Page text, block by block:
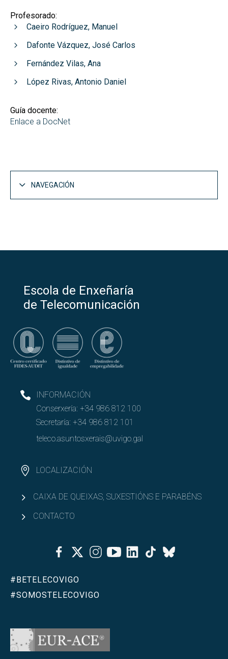
Profesorado:
Caeiro Rodríguez, Manuel
Dafonte Vázquez, José Carlos
Fernández Vilas, Ana
López Rivas, Antonio Daniel
Guía docente:
Enlace a DocNet
NAVEGACIÓN
Escola de Enxeñaría
de Telecomunicación
INFORMACIÓN
Conserxería: +34 986 812 100
Secretaría: +34 986 812 101
teleco.asuntosxerais@uvigo.gal
LOCALIZACIÓN
CAIXA DE QUEIXAS, SUXESTIÓNS E PARABÉNS
CONTACTO
FacebookTwitterInstagramYoutubeLinkedinTiktok
Bluesky
#BETELECOVIGO
#SOMOSTELECOVIGO